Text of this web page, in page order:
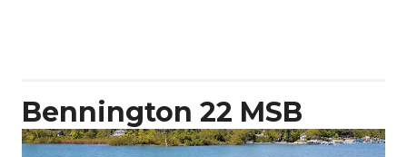
Bennington 22 MSB